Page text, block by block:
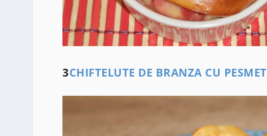
3CHIFTELUTE DE BRANZA CU PESMET